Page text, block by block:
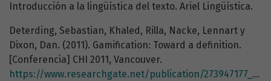
Introducción a la lingüística del texto. Ariel Lingüística.
Deterding, Sebastian, Khaled, Rilla, Nacke, Lennart y
Dixon, Dan. (2011). Gamification: Toward a definition.
[Conferencia] CHI 2011, Vancouver.
https://www.researchgate.net/publication/273947177_Gamification_Toward_a_definition